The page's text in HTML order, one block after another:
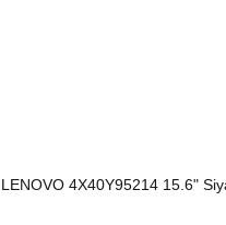
LENOVO 4X40Y95214 15.6"